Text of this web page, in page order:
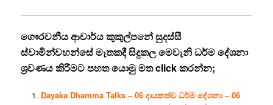
ගෞරවනීය ආචාර්ය කුකුල්පනේ සුදස්සී
ස්වාමින්වහන්සේ මෑතකදී සිදුකල මෙවැනි ධර්ම දේශනා
ශ්‍රවණය කිරීමට පහත යොමු මත click කරන්න;
Dayaka Dhamma Talks – 06 දායකත්ව ධර්ම දේශනා – 06